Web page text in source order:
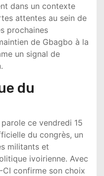
dans un contexte
attentes au sein de
prochaines
de Gbagbo à la
un signal de
du
ce vendredi 15
du congrès, un
militants et
ivoirienne. Avec
CI confirme son choix